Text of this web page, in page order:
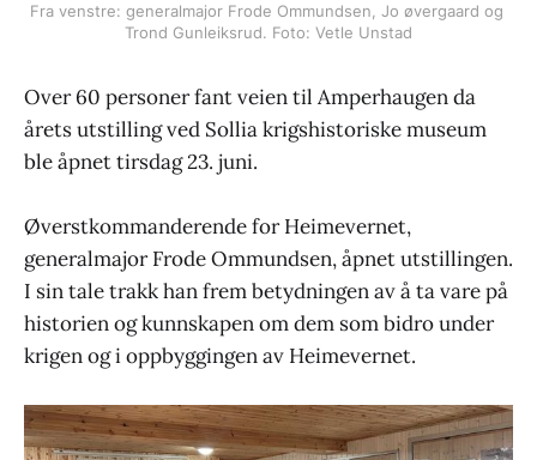
Fra venstre: generalmajor Frode Ommundsen, Jo øvergaard og
Trond Gunleiksrud. Foto: Vetle Unstad
Over 60 personer fant veien til Amperhaugen da
årets utstilling ved Sollia krigshistoriske museum
ble åpnet tirsdag 23. juni.
Øverstkommanderende for Heimevernet,
generalmajor Frode Ommundsen, åpnet utstillingen.
I sin tale trakk han frem betydningen av å ta vare på
historien og kunnskapen om dem som bidro under
krigen og i oppbyggingen av Heimevernet.